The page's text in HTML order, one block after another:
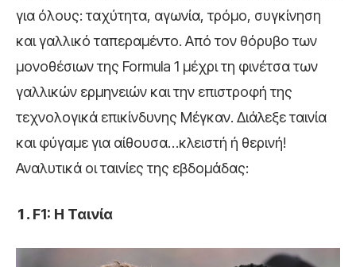
για όλους: ταχύτητα, αγωνία, τρόμο, συγκίνηση
και γαλλικό ταπεραμέντο. Από τον θόρυβο των
μονοθέσιων της Formula 1 μέχρι τη φινέτσα των
γαλλικών ερμηνειών και την επιστροφή της
τεχνολογικά επικίνδυνης Μέγκαν. Διάλεξε ταινία
και φύγαμε για αίθουσα…κλειστή ή θερινή!
Αναλυτικά οι ταινίες της εβδομάδας:
F1: Η Ταινία